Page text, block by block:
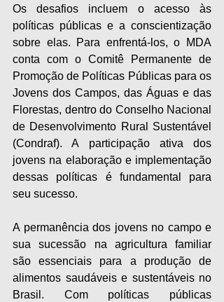
Os desafios incluem o acesso às
políticas públicas e a conscientização
sobre elas. Para enfrentá-los, o MDA
conta com o Comitê Permanente de
Promoção de Políticas Públicas para os
Jovens dos Campos, das Águas e das
Florestas, dentro do Conselho Nacional
de Desenvolvimento Rural Sustentável
(Condraf). A participação ativa dos
jovens na elaboração e implementação
dessas políticas é fundamental para
seu sucesso.
A permanência dos jovens no campo e
sua sucessão na agricultura familiar
são essenciais para a produção de
alimentos saudáveis e sustentáveis no
Brasil. Com políticas públicas